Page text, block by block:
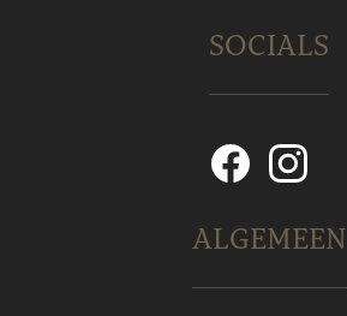
ALGEMEEN
SOCIALS